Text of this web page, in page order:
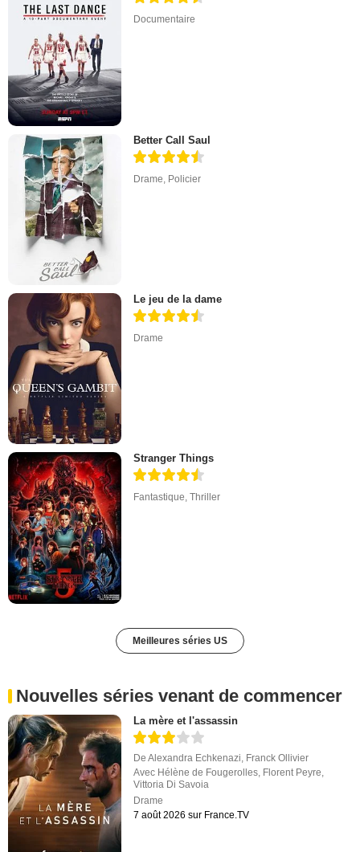
Documentaire
Better Call Saul
Drame Policier
Le jeu de la dame
Drame
Stranger Things
Fantastique,Thriller
Meilleures séries US
Nouvelles séries venant de commencer
La mère et l'assassin
DeAlexandra Echkenazi Franck Ollivier
Avec Hélène de Fougerolles Florent Peyre
Vittoria Di Savoia
Drame
7 août 2026 sur France.TV